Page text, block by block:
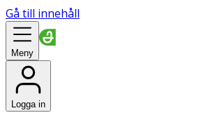
Gå till innehåll
Meny
Logga in